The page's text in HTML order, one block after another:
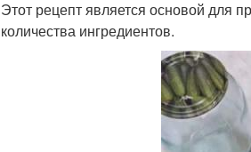
Этот рецепт является основой для
количества ингредиентов.